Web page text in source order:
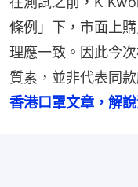
條例」下，市面上
理應一致。因此今
質素，並非代表同款
香港口罩文章，解